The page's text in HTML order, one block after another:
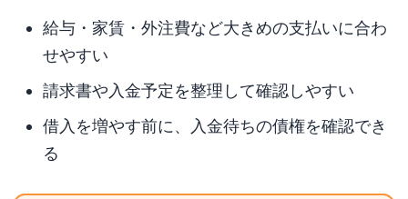
給与・家賃・外注費など大きめの支払いに合わ
せやすい
請求書や入金予定を整理して確認しやすい
借入を増やす前に、入金待ちの債権を確認でき
る